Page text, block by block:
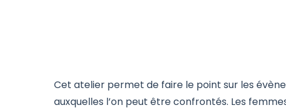
Cet atelier permet de faire le point sur les
auxquelles l’on peut être confrontés. Les